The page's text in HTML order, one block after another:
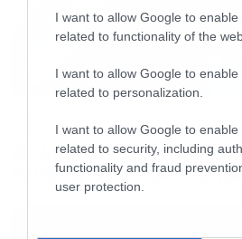
I want to allow Google to enable
related to functionality of the
I want to allow Google to enable
related to personalization.
I want to allow Google to enable
related to security, including
functionality and fraud
user protection.
see? I’m with you now…
Οι λόγοι της
Wilson από τους